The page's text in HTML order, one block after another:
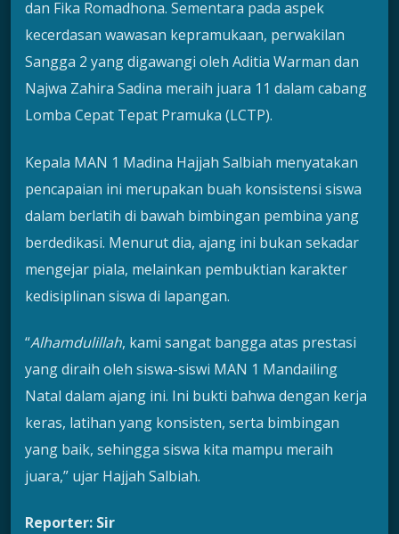
dan Fika Romadhona. Sementara pada aspek
kecerdasan wawasan kepramukaan, perwakilan
Sangga 2 yang digawangi oleh Aditia Warman dan
Najwa Zahira Sadina meraih juara 11 dalam cabang
Lomba Cepat Tepat Pramuka (LCTP).
Kepala MAN 1 Madina Hajjah Salbiah menyatakan
pencapaian ini merupakan buah konsistensi siswa
dalam berlatih di bawah bimbingan pembina yang
berdedikasi. Menurut dia, ajang ini bukan sekadar
mengejar piala, melainkan pembuktian karakter
kedisiplinan siswa di lapangan.
“Alhamdulillah, kami sangat bangga atas prestasi
yang diraih oleh siswa-siswi MAN 1 Mandailing
Natal dalam ajang ini. Ini bukti bahwa dengan kerja
keras, latihan yang konsisten, serta bimbingan
yang baik, sehingga siswa kita mampu meraih
juara,” ujar Hajjah Salbiah.
Reporter: Sir